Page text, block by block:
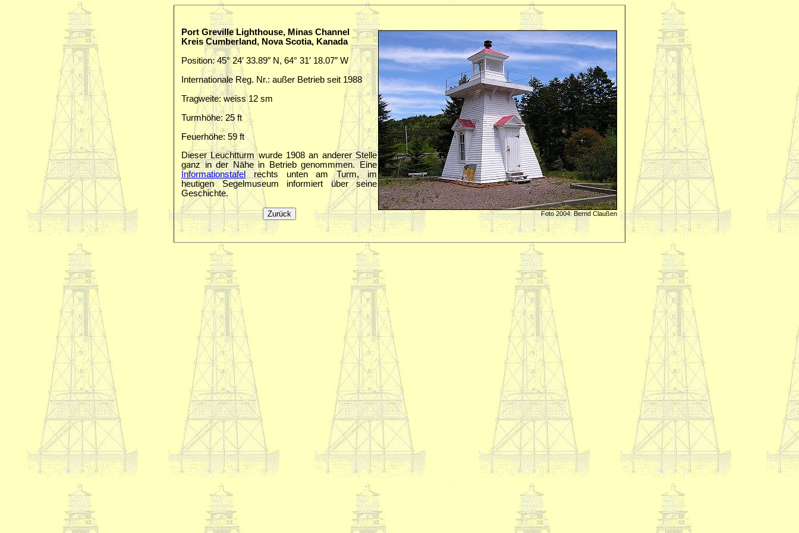
Port Greville Lighthouse, Minas Channel
Kreis Cumberland, Nova Scotia, Kanada
Position: 45° 24′ 33.89″ N, 64° 31′ 18.07″ W
Internationale Reg. Nr.: außer Betrieb seit 1988
Tragweite: weiss 12 sm
Turmhöhe: 25 ft
Feuerhöhe: 59 ft
Dieser Leuchtturm wurde 1908 an anderer Stelle
ganz in der Nähe in Betrieb genommmen. Eine
Informationstafelrechts unten am Turm, im
heutigen Segelmuseum informiert über seine
Geschichte.
Foto 2004: Bernd Claußen